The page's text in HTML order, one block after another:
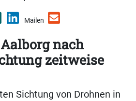
Mailen
nach
zeitweise
Sichtung von Drohnen in